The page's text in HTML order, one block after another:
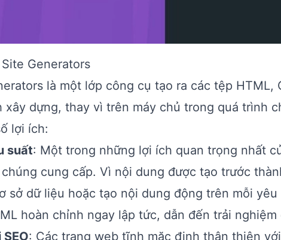
Generators
là một lớp công cụ tạo ra các tệp HTML,
xây dựng, thay vì trên máy chủ trong quá trình
lợi ích:
suất: Một trong những lợi ích quan trọng nhất
cung cấp. Vì nội dung được tạo trước
sở dữ liệu hoặc tạo nội dung động trên mỗi
hoàn chỉnh ngay lập tức, dẫn đến trải
: Các trang web tĩnh mặc định thân thiện